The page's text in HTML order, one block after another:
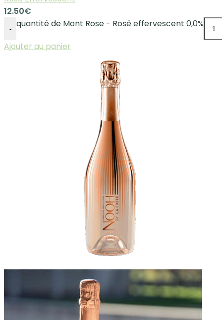
12.50€
-
quantité de Mont Rose - Rosé effervescent 0,0%
Ajouter au panier